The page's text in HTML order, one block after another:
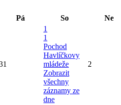
Pá So Ne
1
1
Pochod
Havlíčkovy
mládeže
Zobrazit
všechny
záznamy ze
dne
2